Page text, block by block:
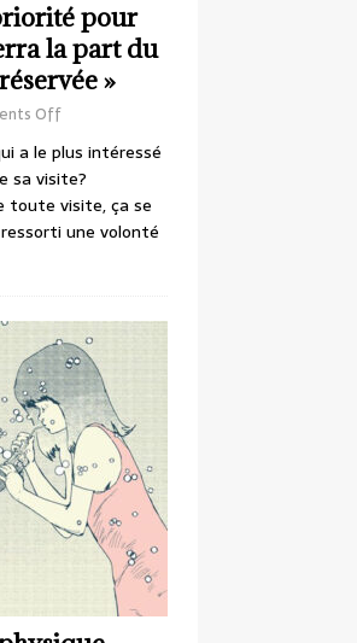
pour
la part du
»
Off
a le plus intéressé
sa visite?
toute visite, ça se
une volonté